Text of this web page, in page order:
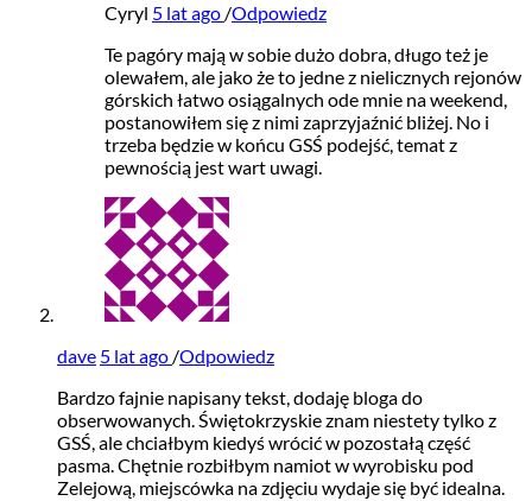
Cyryl 5 lat ago /Odpowiedz
Te pagóry mają w sobie dużo dobra, długo też je
olewałem, ale jako że to jedne z nielicznych rejonów
górskich łatwo osiągalnych ode mnie na weekend,
postanowiłem się z nimi zaprzyjaźnić bliżej. No i
trzeba będzie w końcu GSŚ podejść, temat z
pewnością jest wart uwagi.
dave 5 lat ago /Odpowiedz
Bardzo fajnie napisany tekst, dodaję bloga do
obserwowanych. Świętokrzyskie znam niestety tylko z
GSŚ, ale chciałbym kiedyś wrócić w pozostałą część
pasma. Chętnie rozbiłbym namiot w wyrobisku pod
Zelejową, miejscówka na zdjęciu wydaje się być idealna.